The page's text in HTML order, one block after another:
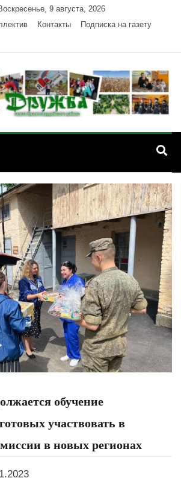
9 августа, 2026
Контакты Подписка на газету
— газета
района РА
района Республики Адыгея
обучение
участвовать в
в новых регионах